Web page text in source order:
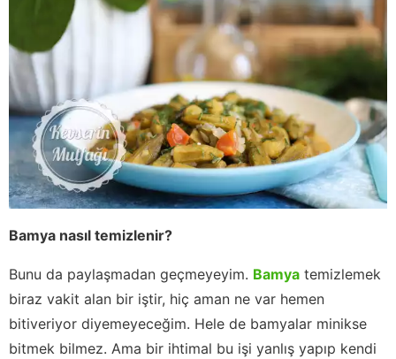
Bamya nasıl temizlenir?
Bunu da paylaşmadan geçmeyeyim. Bamya temizlemek
biraz vakit alan bir iştir, hiç aman ne var hemen
bitiveriyor diyemeyeceğim. Hele de bamyalar minikse
bitmek bilmez. Ama bir ihtimal bu işi yanlış yapıp kendi